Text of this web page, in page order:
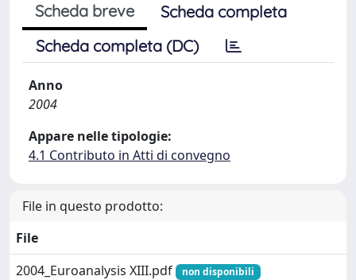
Scheda breve
Scheda completa
Scheda completa (DC)
Anno
2004
Appare nelle tipologie:
4.1 Contributo in Atti di convegno
File in questo prodotto:
File
2004_Euroanalysis XIII.pdf
non disponibili